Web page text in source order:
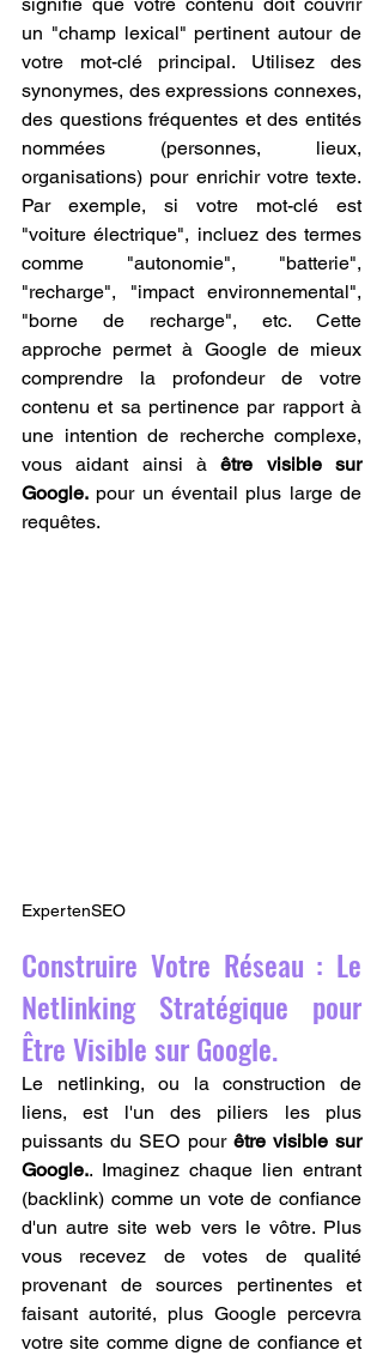
un "champ lexical" pertinent autour de
votre mot-clé principal. Utilisez des
synonymes, des expressions connexes,
des questions fréquentes et des entités
nommées (personnes, lieux,
organisations) pour enrichir votre texte.
Par exemple, si votre mot-clé est
"voiture électrique", incluez des termes
comme "autonomie", "batterie",
"recharge", "impact environnemental",
"borne de recharge", etc. Cette
approche permet à Google de mieux
comprendre la profondeur de votre
contenu et sa pertinence par rapport à
une intention de recherche complexe,
vous aidant ainsi à être visible sur
Google. pour un éventail plus large de
requêtes.
ExpertenSEO
Construire Votre Réseau : Le
Netlinking Stratégique pour
Être Visible sur Google.
Le netlinking, ou la construction de
liens, est l'un des piliers les plus
puissants du SEO pour être visible sur
Google.. Imaginez chaque lien entrant
(backlink) comme un vote de confiance
d'un autre site web vers le vôtre. Plus
vous recevez de votes de qualité
provenant de sources pertinentes et
faisant autorité, plus Google percevra
votre site comme digne de confiance et